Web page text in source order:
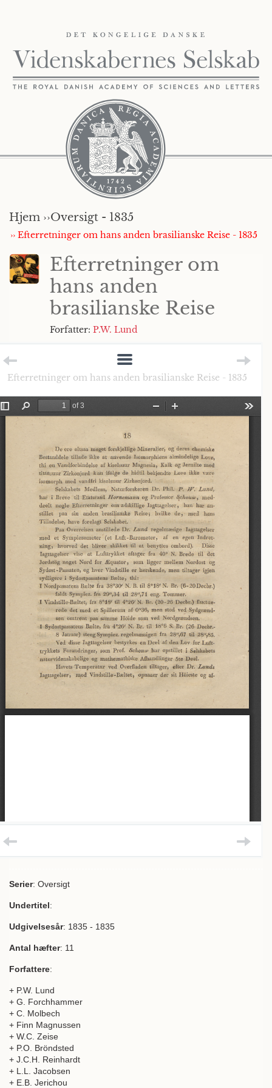
Hjem ››Oversigt - 1835
›› Efterretninger om hans anden brasilianske Reise - 1835
Efterretninger om
hans anden
brasilianske Reise
Forfatter: P.W. Lund
Efterretninger om hans anden brasilianske Reise - 1835
Serier: Oversigt
Undertitel:
Udgivelsesår: 1835 - 1835
Antal hæfter: 11
Forfattere:
+ P.W. Lund
+ G. Forchhammer
+ C. Molbech
+ Finn Magnussen
+ W.C. Zeise
+ P.O. Bröndsted
+ J.C.H. Reinhardt
+ L.L. Jacobsen
+ E.B. Jerichou